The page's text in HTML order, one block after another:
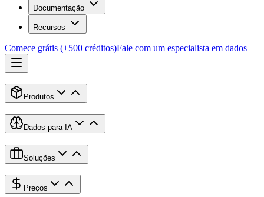
Documentação
Recursos
Comece grátis (+500 créditos)Fale com um especialista em dados
Produtos
Dados para IA
Soluções
Preços